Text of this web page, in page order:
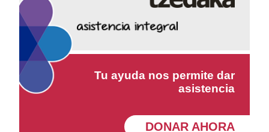
Tu ayuda nos permite dar
asistencia
DONAR AHORA